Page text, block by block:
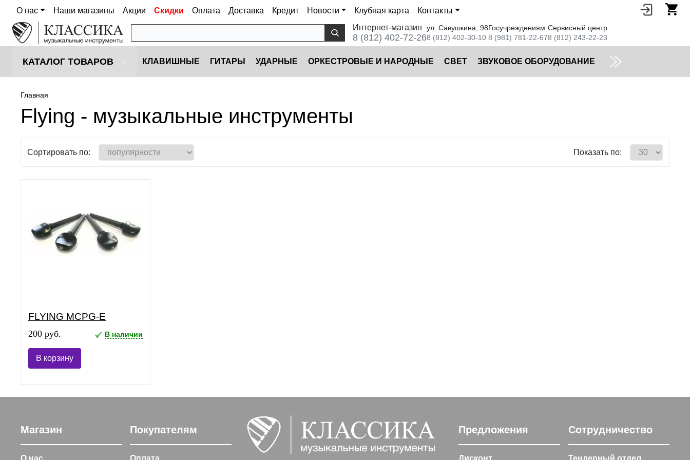
О нас Наши магазины Акции Скидки Оплата Доставка Кредит Новости Клубная карта
Контакты
Интернет-магазин
8 (812) 402-72-26
ул. Савушкина, 98
8 (812) 402-30-10
Госучреждениям
8 (981) 781-22-67
Сервисный центр
8 (812) 243-22-23
КАТАЛОГ ТОВАРОВ КЛАВИШНЫЕ ГИТАРЫ УДАРНЫЕ ОРКЕСТРОВЫЕ И НАРОДНЫЕ CВЕТ ЗВУКОВОЕ ОБОРУДОВАНИЕ
Главная
Flying - музыкальные инструменты
Сортировать по: Показать по:
FLYING MCPG-E
200 руб. В наличии
В корзину
Магазин Покупателям Предложения Сотрудничество